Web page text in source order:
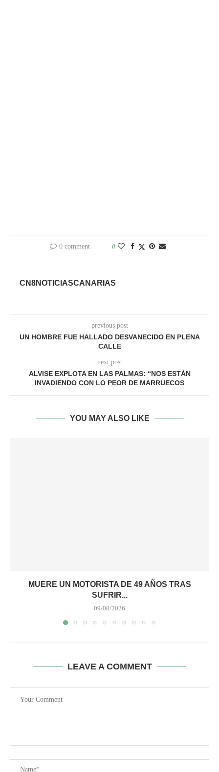
0 comment 0
CN8NOTICIASCANARIAS
previous post
UN HOMBRE FUE HALLADO DESVANECIDO EN PLENA
CALLE
next post
ALVISE EXPLOTA EN LAS PALMAS: “NOS ESTÁN
INVADIENDO CON LO PEOR DE MARRUECOS
YOU MAY ALSO LIKE
MUERE UN MOTORISTA DE 49 AÑOS TRAS
SUFRIR...
09/08/2026
LEAVE A COMMENT